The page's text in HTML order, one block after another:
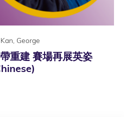
George
重建 賽場再展英姿